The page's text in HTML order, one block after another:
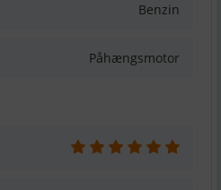
Benzin
Påhængsmotor